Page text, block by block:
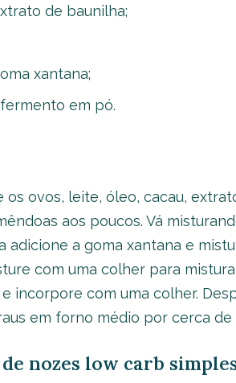
de baunilha;
xantana;
em pó.
os ovos, leite, óleo, cacau,
aos poucos. Vá
adicione a goma xantana e
com uma colher para
incorpore com uma colher.
em forno médio por cerca de
nozes low carb